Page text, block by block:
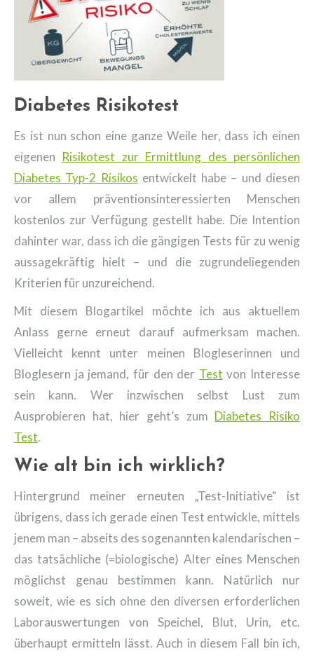
Diabetes Risikotest
Es ist nun schon eine ganze Weile her, dass ich einen
eigenen Risikotest zur Ermittlung des persönlichen
Diabetes Typ-2 Risikos entwickelt habe – und diesen
vor allem präventionsinteressierten Menschen
kostenlos zur Verfügung gestellt habe. Die Intention
dahinter war, dass ich die gängigen Tests für zu wenig
aussagekräftig hielt – und die zugrundeliegenden
Kriterien für unzureichend.
Mit diesem Blogartikel möchte ich aus aktuellem
Anlass gerne erneut darauf aufmerksam machen.
Vielleicht kennt unter meinen Blogleserinnen und
Bloglesern ja jemand, für den der Test von Interesse
sein kann. Wer inzwischen selbst Lust zum
Ausprobieren hat, hier geht’s zum Diabetes Risiko
Test.
Wie alt bin ich wirklich?
Hintergrund meiner erneuten „Test-Initiative“ ist
übrigens, dass ich gerade einen Test entwickle, mittels
jenem man – abseits des sogenannten kalendarischen –
das tatsächliche (=biologische) Alter eines Menschen
möglichst genau bestimmen kann. Natürlich nur
soweit, wie es sich ohne den diversen erforderlichen
Laborauswertungen von Speichel, Blut, Urin, etc.
überhaupt ermitteln lässt. Auch in diesem Fall bin ich,